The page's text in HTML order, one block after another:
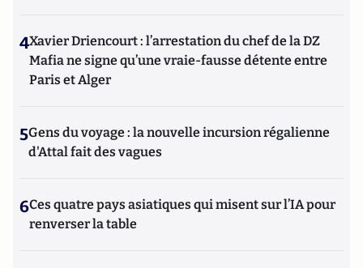
4Xavier Driencourt : l’arrestation du chef de la DZ
Mafia ne signe qu’une vraie-fausse détente entre
Paris et Alger
5Gens du voyage : la nouvelle incursion régalienne
d'Attal fait des vagues
6Ces quatre pays asiatiques qui misent sur l’IA pour
renverser la table